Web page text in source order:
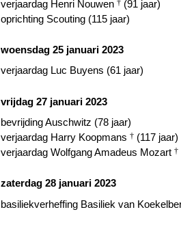
verjaardag Henri Nouwen † (91 jaar)
oprichting Scouting (115 jaar)
woensdag 25 januari 2023
verjaardag Luc Buyens (61 jaar)
vrijdag 27 januari 2023
bevrijding Auschwitz (78 jaar)
verjaardag Harry Koopmans † (117 jaar)
verjaardag Wolfgang Amadeus Mozart †
zaterdag 28 januari 2023
basiliekverheffing Basiliek van